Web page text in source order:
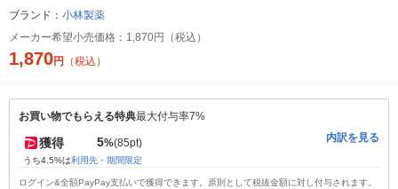
ブランド： 小林製薬
メーカー希望小売価格： 1,870円（税込）
1,870円 （税込）
お買い物でもらえる特典最大付与率7%
獲得 5%(85pt)
うち4.5%は利用先・期間限定
内訳を見る
ログイン&全額PayPay支払いで獲得できます。原則として税抜金額に対し付与されます。